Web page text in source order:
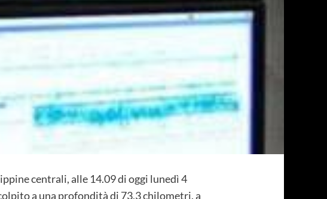
centrali, alle 14.09 di oggi lunedì 4
a una profondità di 73,3 chilometri, a